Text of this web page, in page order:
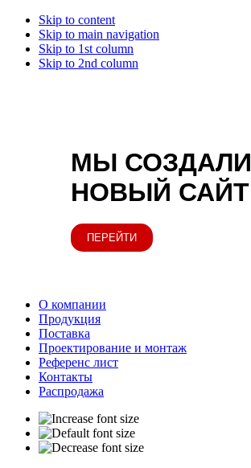
Skip to content
Skip to main navigation
Skip to 1st column
Skip to 2nd column
МЫ СОЗДАЛИ
НОВЫЙ САЙТ
ПЕРЕЙТИ
О компании
Продукция
Поставка
Проектирование и монтаж
Референс лист
Контакты
Распродажа